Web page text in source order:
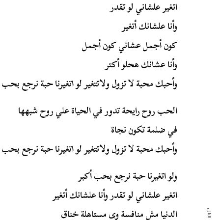
اتغير علشاني لو تقدر
وأنا علشانك أتغير
كون أجمل عشاني كون أجمل
وأنا عشانك هحلو أكتر
وأحبك محبة لا تزول ولاتتغير لو اتغيرنا حبة نرجع
الحب روح رايحة تدور في الحياة علي روح شبهها
في ضلمة تكون نجاة
وأحبك محبة لا تزول ولاتتغير لو اتغيرنا حبة نرجع
ولو اتغيرنا حبة نرجع بحب أكبر
اتغير علشاني لو تقدر وأنا علشانك أتغير
الدنيا مش منافسة وى مستاهلة خناق